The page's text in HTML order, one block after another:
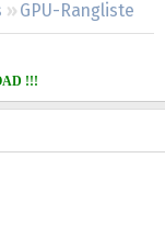
GPU-Rangliste
!!!